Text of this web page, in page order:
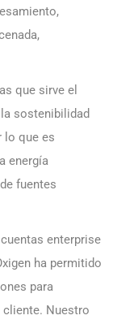
que sirve el
sostenibilidad
lo que es
energía
fuentes
enterprise
ha permitido
para
cliente. Nuestro